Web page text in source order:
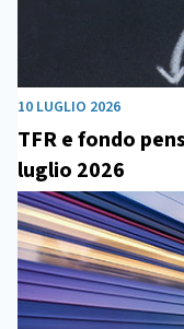
10 LUGLIO 2026
TFR e fondo
luglio 2026